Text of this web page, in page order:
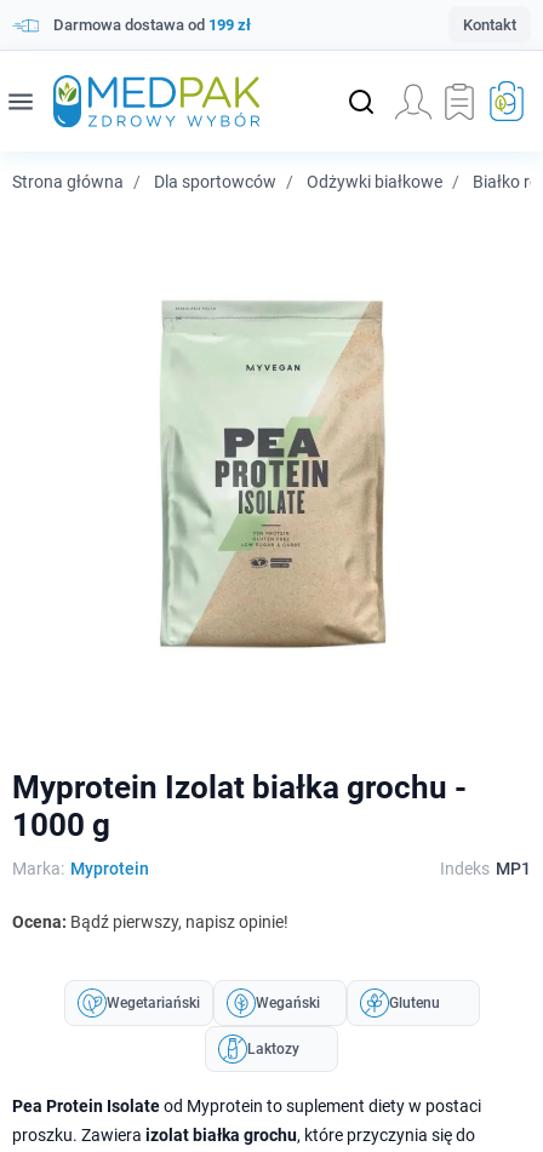
Darmowa dostawa od 199 zł Kontakt
menu
Strona główna Dla sportowców Odżywki białkowe Białko
Myprotein Izolat białka grochu -
1000 g
Marka: Myprotein Indeks MP1
Ocena: Bądź pierwszy, napisz opinie!
Wegetariański Wegański Glutenu
Laktozy
Pea Protein Isolateod Myprotein to suplement diety w postaci
proszku. Zawiera izolat białka grochu, które przyczynia się do